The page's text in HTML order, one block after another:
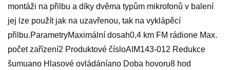
montáži na přilbu a díky dvěma typům mikrofonů v balení
jej lze použít jak na uzavřenou, tak na vyklápěcí
přilbu.ParametryMaximální dosah0,4 km FM rádione Max.
počet zařízení2 Produktové čísloAIM143-012 Redukce
šumuano Hlasové ovládáníano Doba hovoru8 hod